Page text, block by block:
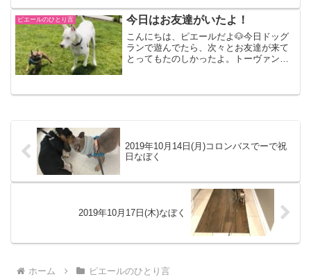
っぱいいたよ湖の周りをくるっとまわっ
てたのしかっ...
ピエールのひとり言 今日はお友達がいたよ！
こんにちは、ピエールだよ🐶今日ドッグ
ランで遊んでたら、次々とお友達が来て
とってもたのしかったよ。トーヴァン君
2019年10月14日(月)コロンバスでーで祝
日なぼく
2019年10月17日(木)なぼく
ホーム ピエールのひとり言